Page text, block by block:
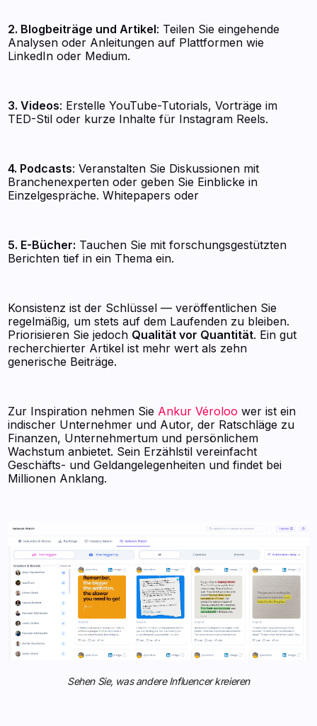
2. Blogbeiträge und Artikel: Teilen Sie eingehende
Analysen oder Anleitungen auf Plattformen wie
LinkedIn oder Medium.
3. Videos: Erstelle YouTube-Tutorials, Vorträge im
TED-Stil oder kurze Inhalte für Instagram Reels.
4. Podcasts: Veranstalten Sie Diskussionen mit
Branchenexperten oder geben Sie Einblicke in
Einzelgespräche. Whitepapers oder
5. E-Bücher: Tauchen Sie mit forschungsgestützten
Berichten tief in ein Thema ein.
Konsistenz ist der Schlüssel — veröffentlichen Sie
regelmäßig, um stets auf dem Laufenden zu bleiben.
Priorisieren Sie jedoch Qualität vor Quantität. Ein gut
recherchierter Artikel ist mehr wert als zehn
generische Beiträge.
Zur Inspiration nehmen Sie Ankur Véroloo wer ist ein
indischer Unternehmer und Autor, der Ratschläge zu
Finanzen, Unternehmertum und persönlichem
Wachstum anbietet. Sein Erzählstil vereinfacht
Geschäfts- und Geldangelegenheiten und findet bei
Millionen Anklang.
Sehen Sie, was andere Influencer kreieren